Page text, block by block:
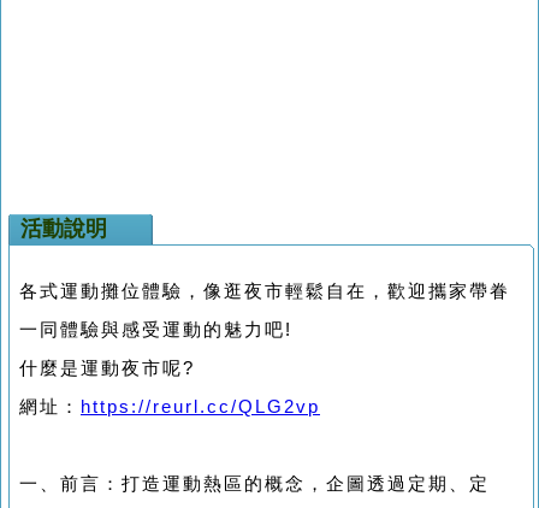
活動說明
各式運動攤位體驗，像逛夜市輕鬆自在，歡迎攜家帶眷
一同體驗與感受運動的魅力吧!
什麼是運動夜市呢?
網址：
https://reurl.cc/QLG2vp
一、 前言：打造運動熱區的概念，企圖透過定期、定